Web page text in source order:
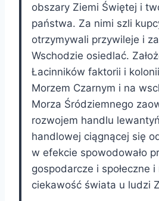
obszary Ziemi Świętej i
państwa. Za nimi szli
otrzymywali przywileje i
Wschodzie osiedlać.
Łacinników faktorii i
Morzem Czarnym i na
Morza Śródziemnego
rozwojem handlu
handlowej ciągnącej się
w efekcie spowodowało
gospodarcze i społeczne i
ciekawość świata u ludzi